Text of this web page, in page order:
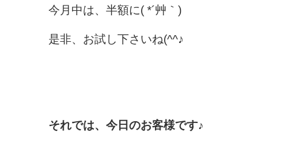
今月中は、半額に( *´艸｀)
是非、お試し下さいね(^^♪
それでは、今日のお客様です♪